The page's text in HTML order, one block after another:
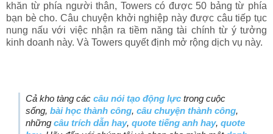
khăn từ phía người thân, Towers có được 50 bảng từ phía
bạn bè cho. Câu chuyện khởi nghiệp này được câu tiếp tục
nung nấu với việc nhận ra tiềm năng tài chính từ ý tưởng
kinh doanh này. Và Towers quyết định mở rộng dịch vụ này.
Cả kho tàng các câu nói tạo động lực trong cuộc
sống, bài học thành công, câu chuyện thành công,
những câu trích dẫn hay, quote tiếng anh hay, quote